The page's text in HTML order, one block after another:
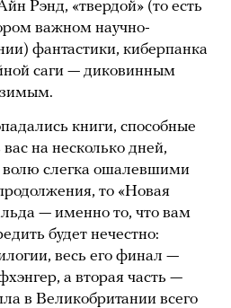
Рэнд, «твердой» (то есть
важном научно-
фантастики, киберпанка
саги — диковинным
книги, способные
вас на несколько дней,
волю слегка ошалевшими
то «Новая
— именно то, что вам
будет нечестно:
весь его финал —
а вторая часть —
в Великобритании всего